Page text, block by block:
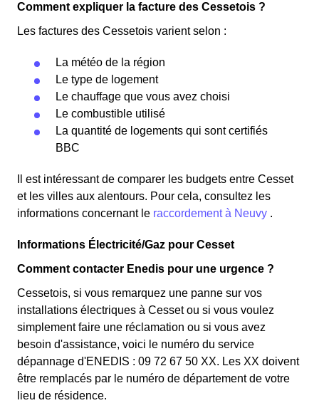
Comment expliquer la facture des Cessetois ?
Les factures des Cessetois varient selon :
La météo de la région
Le type de logement
Le chauffage que vous avez choisi
Le combustible utilisé
La quantité de logements qui sont certifiés
BBC
Il est intéressant de comparer les budgets entre Cesset
et les villes aux alentours. Pour cela, consultez les
informations concernant le raccordement à Neuvy .
Informations Électricité/Gaz pour Cesset
Comment contacter Enedis pour une urgence ?
Cessetois, si vous remarquez une panne sur vos
installations électriques à Cesset ou si vous voulez
simplement faire une réclamation ou si vous avez
besoin d'assistance, voici le numéro du service
dépannage d'ENEDIS : 09 72 67 50 XX. Les XX doivent
être remplacés par le numéro de département de votre
lieu de résidence.